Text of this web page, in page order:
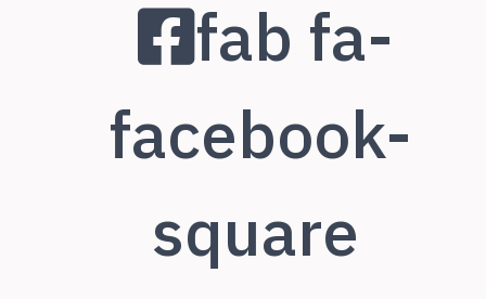
fab fa-
facebook-
square